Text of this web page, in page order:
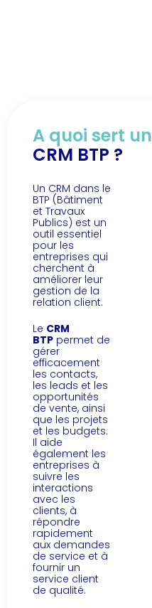
A quoi sert un
CRM BTP ?
Un CRM dans le
BTP (Bâtiment
et Travaux
Publics) est un
outil essentiel
pour les
entreprises qui
cherchent à
améliorer leur
gestion de la
relation client.
Le CRM
BTP permet de
gérer
efficacement
les contacts,
les leads et les
opportunités
de vente, ainsi
que les projets
et les budgets.
Il aide
également les
entreprises à
suivre les
interactions
avec les
clients, à
répondre
rapidement
aux demandes
de service et à
fournir un
service client
de qualité.